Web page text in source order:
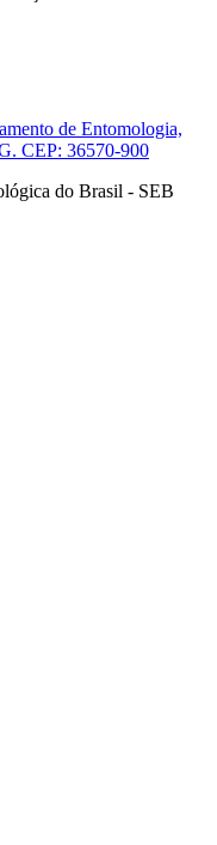
de Entomologia,
CEP: 36570-900
do Brasil - SEB